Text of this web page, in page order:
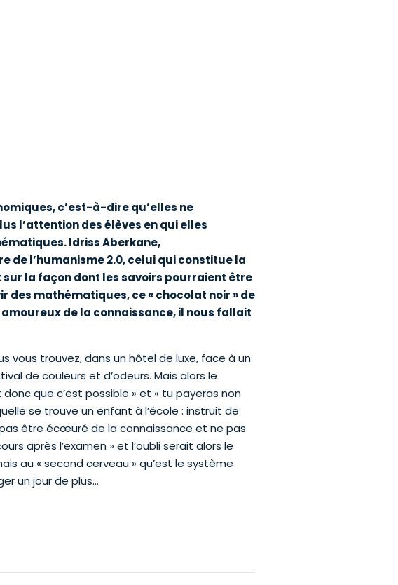
c’est-à-dire qu’elles ne
l’attention des élèves en qui elles
Idriss Aberkane,
l’humanisme 2.0, celui qui constitue la
la façon dont les savoirs pourraient être
des mathématiques, ce « chocolat noir » de
de la connaissance, il nous fallait
vous trouvez, dans un hôtel de luxe, face à un
de couleurs et d’odeurs. Mais alors le
que c’est possible » et « tu payeras non
se trouve un enfant à l’école : instruit de
pas être écœuré de la connaissance et ne pas
après l’examen » et l’oubli serait alors le
au « second cerveau » qu’est le système
un jour de plus…